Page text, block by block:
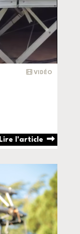
VIDÉO
Lire l'article